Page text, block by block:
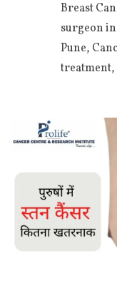
Breast
surgeon
Pune,
treatment,